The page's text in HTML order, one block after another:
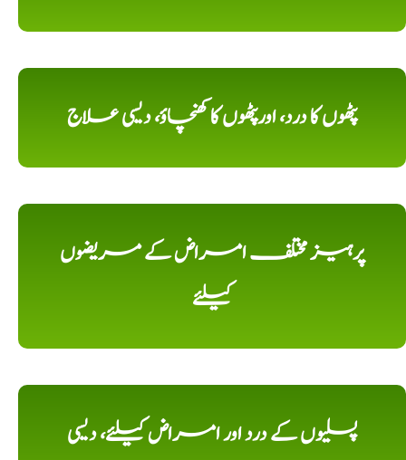
پٹھوں کا درد، اورپٹھوں کا کھنچاؤ، دیسی علاج
پرہیز مختلف امراض کے مریضوں
کیلئے
پسلیوں کے درد اور امراض کیلئے، دیسی